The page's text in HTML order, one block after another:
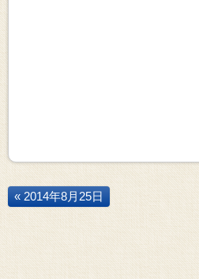
« 2014年8月25日